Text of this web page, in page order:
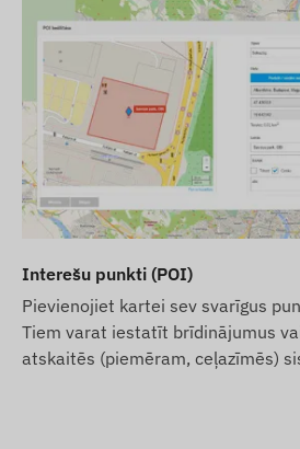
Interešu punkti (POI)
Pievienojiet kartei sev svarīgus
Tiem varat iestatīt brīdinājumus
atskaitēs (piemēram, ceļazīmēs)